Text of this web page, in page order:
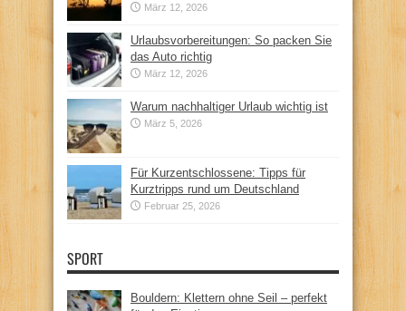
März 12, 2026
Urlaubsvorbereitungen: So packen Sie
das Auto richtig
März 12, 2026
Warum nachhaltiger Urlaub wichtig ist
März 5, 2026
Für Kurzentschlossene: Tipps für
Kurztripps rund um Deutschland
Februar 25, 2026
SPORT
Bouldern: Klettern ohne Seil – perfekt